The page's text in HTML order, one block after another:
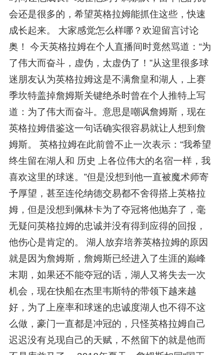
会还是很多的，希望英格拉姆能抓住这些，快速
成长起来。 大家感觉怎么样哪？欢迎留言讨论
奥！ 今天英格拉姆在个人直播间时竟然骂道：“为
了伟大而奋斗，虚伪，太虚伪了！”从这里很多球
迷朋友认为英格拉姆这是不满詹皇和湖人，上赛
季坎特盖掉詹姆斯关键绝杀时曾在个人推特上写
道：为了伟大而奋斗。意思是嘲讽詹姆斯，现在
英格拉姆借鉴这一句话确实很容易就让人想到詹
姆斯。 英格拉姆在此前曾不止一次表示：“我希望
终生留在湖人和 历史 上各位伟大的名宿一样，我
喜欢这里的球迷。”但是没想到他一直被魔术师寄
予厚望，甚至连伦纳德交易都不舍得搭上英格拉
姆，但是没想到佩林卡为了夺冠将他抛弃了，毫
无疑问英格拉姆的忠诚并没有得到应得的回报，
他伤心是肯定的。 湖人放弃培养英格拉姆的原因
就是因为詹姆斯，詹姆斯已经进入了生涯的巅峰
末期，如果还不能夺冠的话，湖人又将失去一次
机会，现在快船在杰里韦斯特的带领下越来越
好，为了上座率和球迷的忠诚度湖人也不得不这
么做，豪门一直都是冲冠的，只怪英格拉姆自己
迟迟没有兑现自己的天赋，不然留下的就是他而